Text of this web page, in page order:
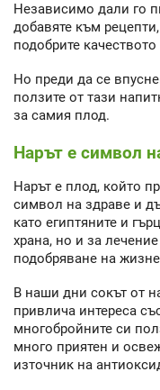
Независимо дали го
добавяте към
подобрите
Но преди да се
ползите от тази
за самия плод.
Нарът е символ
Нарът е плод, който
символ на здраве и
като египтяните и
храна, но и за
подобряване на
В наши дни сокът от
привлича интереса
многобройните си
много приятен и
източник на